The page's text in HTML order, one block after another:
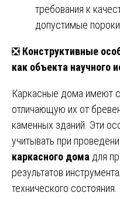
требования к
допустимые
❎ Конструктивные
как объекта научного
Каркасные дома имеют
отличающую их от
каменных зданий. Эти
учитывать при
каркасного дома для
результатов
технического состояния.